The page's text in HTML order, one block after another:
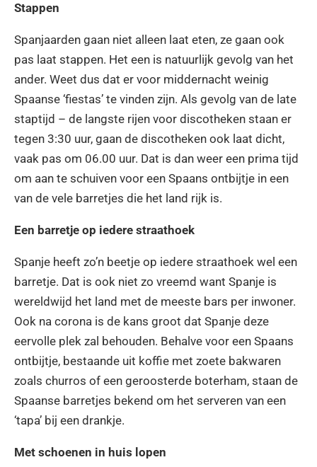
Stappen
Spanjaarden gaan niet alleen laat eten, ze gaan ook
pas laat stappen. Het een is natuurlijk gevolg van het
ander. Weet dus dat er voor middernacht weinig
Spaanse ‘fiestas’ te vinden zijn. Als gevolg van de late
staptijd – de langste rijen voor discotheken staan er
tegen 3:30 uur, gaan de discotheken ook laat dicht,
vaak pas om 06.00 uur. Dat is dan weer een prima tijd
om aan te schuiven voor een Spaans ontbijtje in een
van de vele barretjes die het land rijk is.
Een barretje op iedere straathoek
Spanje heeft zo’n beetje op iedere straathoek wel een
barretje. Dat is ook niet zo vreemd want Spanje is
wereldwijd het land met de meeste bars per inwoner.
Ook na corona is de kans groot dat Spanje deze
eervolle plek zal behouden. Behalve voor een Spaans
ontbijtje, bestaande uit koffie met zoete bakwaren
zoals churros of een geroosterde boterham, staan de
Spaanse barretjes bekend om het serveren van een
‘tapa’ bij een drankje.
Met schoenen in huis lopen